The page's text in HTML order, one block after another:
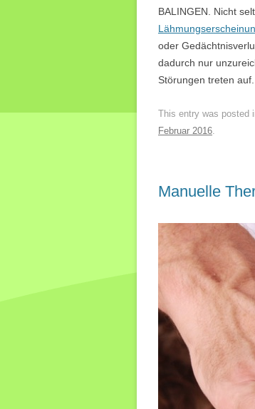
BALINGEN. Nicht
oder
dadurch nur
Störungen treten auf.
This entry was posted
Februar 2016.
Manuelle